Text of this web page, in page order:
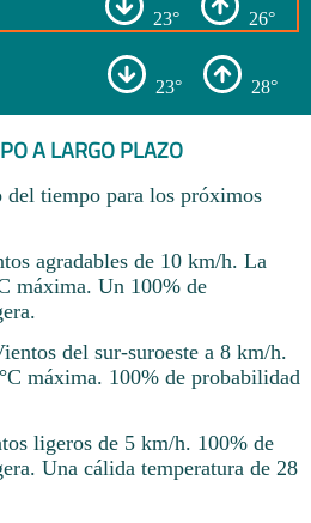
23° 26°
23° 28°
A LARGO PLAZO
tiempo para los próximos
agradables de 10 km/h. La
máxima. Un 100% de
del sur-suroeste a 8 km/h.
máxima. 100% de probabilidad
ligeros de 5 km/h. 100% de
Una cálida temperatura de 28